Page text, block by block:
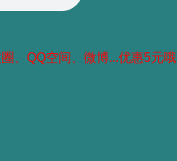
、QQ空间、微博...优惠5元哦